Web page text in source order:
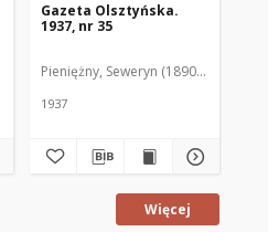
Red.
Gazeta Olsztyńska.
1937, nr 35
Pieniężny, Seweryn (1890-1940). Red.
1937
Więcej